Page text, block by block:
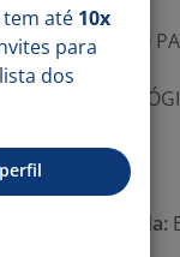
MÉDICA
DE CUSTO
DE VIDA
vagas:
e Jornada:
tem até 10x
para
dos